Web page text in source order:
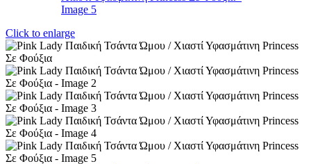
Click to enlarge